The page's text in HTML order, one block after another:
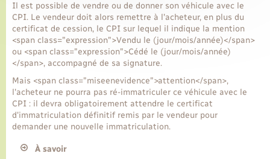
Il est possible de vendre ou de donner son véhicule avec le
CPI. Le vendeur doit alors remettre à l'acheteur, en plus du
certificat de cession, le CPI sur lequel il indique la mention
<span class="expression">Vendu le (jour/mois/année)</span>
ou <span class="expression">Cédé le (jour/mois/année)
</span>, accompagné de sa signature.
Mais <span class="miseenevidence">attention</span>,
l'acheteur ne pourra pas ré-immatriculer ce véhicule avec le
CPI : il devra obligatoirement attendre le certificat
d'immatriculation définitif remis par le vendeur pour
demander une nouvelle immatriculation.
À savoir